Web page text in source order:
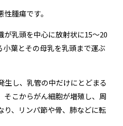
腫瘍です。
が乳頭を中心に放射状に15～20
葉とその母乳を乳頭まで運ぶ
生し、乳管の中だけにとどまる
そこからがん細胞が増殖し、周
り、リンパ節や骨、肺などに転